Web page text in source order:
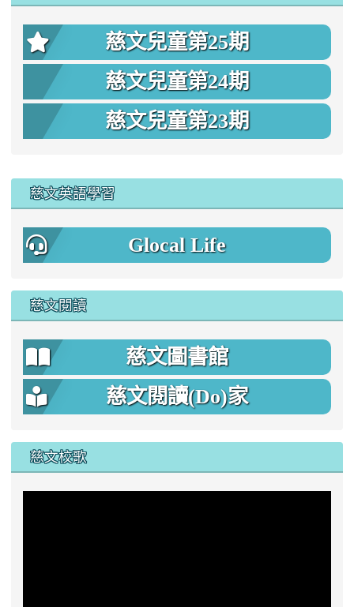
慈文兒童第25期
慈文兒童第24期
慈文兒童第23期
慈文英語學習
Glocal Life
慈文閱讀
慈文圖書館
慈文閱讀(Do)家
慈文校歌